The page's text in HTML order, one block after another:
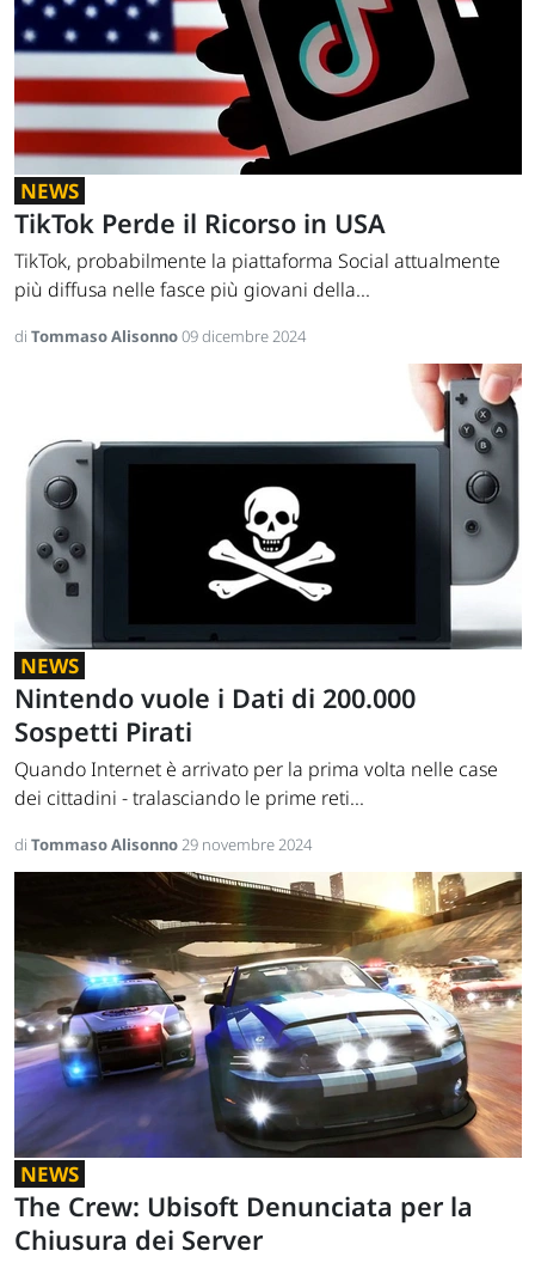
NEWS
TikTok Perde il Ricorso in USA
TikTok, probabilmente la piattaforma Social attualmente
più diffusa nelle fasce più giovani della...
di Tommaso Alisonno09 dicembre 2024
NEWS
Nintendo vuole i Dati di 200.000
Sospetti Pirati
Quando Internet è arrivato per la prima volta nelle case
dei cittadini - tralasciando le prime reti...
di Tommaso Alisonno29 novembre 2024
NEWS
The Crew: Ubisoft Denunciata per la
Chiusura dei Server